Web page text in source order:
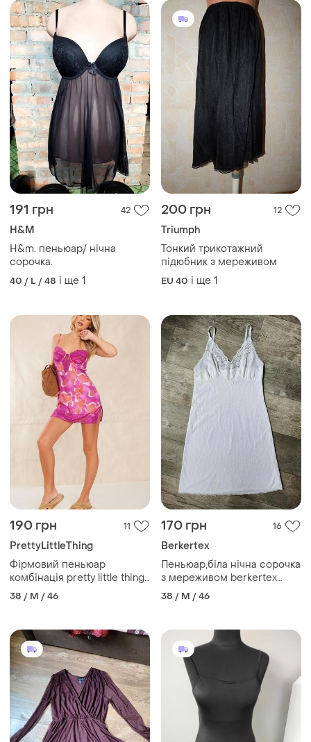
191 грн 42
H&M
H&m. пеньюар/ нічна
сорочка.
40 / L / 48 і ще 1
200 грн 12
Triumph
Тонкий трикотажний
підюбник з мереживом
EU 40 і ще 1
190 грн 11
PrettyLittleThing
Фірмовий пеньюар
комбінація pretty little thing
р. - 10-38-м
38 / M / 46
170 грн 16
Berkertex
Пеньюар,біла нічна сорочка
з мереживом berkertex
розмір м
38 / M / 46